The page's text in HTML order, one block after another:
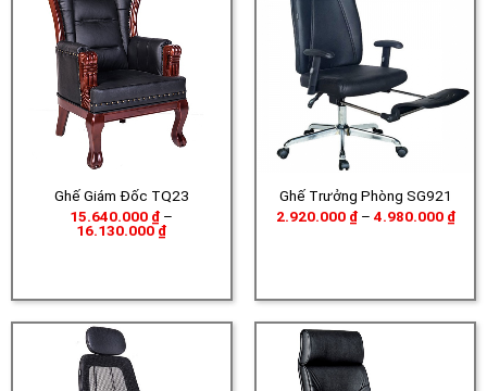
Ghế Giám Đốc TQ23
15.640.000 ₫ –
16.130.000₫Khoảng
16.130.000 ₫
Ghế Trưởng Phòng SG921
2.920.000 ₫ – 4.980.000 ₫
giá: